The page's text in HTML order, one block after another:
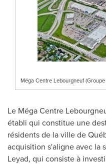
Méga Centre Lebourgneuf
Le Méga Centre
établi qui constitue une
résidents de la ville de
acquisition s'aligne avec la
Leyad, qui consiste à